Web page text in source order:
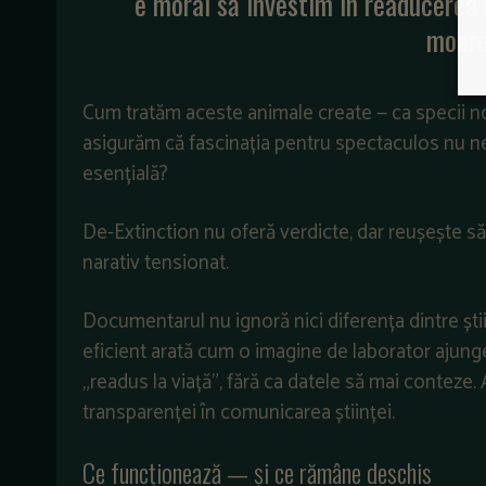
Cum tratăm aceste animale create — ca specii
asigurăm că fascinația pentru spectaculos nu
esențială?
De-Extinction nu oferă verdicte, dar reușește
narativ tensionat.
Documentarul nu ignoră nici diferența dintre
eficient arată cum o imagine de laborator
„readus la viață”, fără ca datele să mai
transparenței în comunicarea științei.
Ce funcționează — și ce rămâne deschis